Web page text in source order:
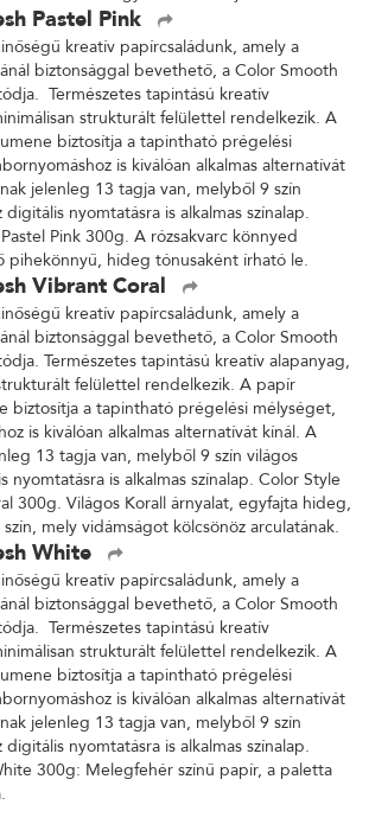
Pastel Pink
kreatív papírcsaládunk, amely a
biztonsággal bevethető, a Color Smooth
Természetes tapintású kreatív
strukturált felülettel rendelkezik. A
biztosítja a tapintható prégelési
is kiválóan alkalmas alternatívát
jelenleg 13 tagja van, melyből 9 szín
nyomtatásra is alkalmas színalap.
Pink 300g. A rózsakvarc könnyed
pihekönnyű, hideg tónusaként írható le.
Vibrant Coral
kreatív papírcsaládunk, amely a
biztonsággal bevethető, a Color Smooth
Természetes tapintású kreatív alapanyag,
felülettel rendelkezik. A papír
biztosítja a tapintható prégelési mélységet,
is kiválóan alkalmas alternatívát kínál. A
13 tagja van, melyből 9 szín világos
nyomtatásra is alkalmas színalap. Color Style
300g. Világos Korall árnyalat, egyfajta hideg,
szín, mely vidámságot kölcsönöz arculatának.
White
kreatív papírcsaládunk, amely a
biztonsággal bevethető, a Color Smooth
Természetes tapintású kreatív
strukturált felülettel rendelkezik. A
biztosítja a tapintható prégelési
is kiválóan alkalmas alternatívát
jelenleg 13 tagja van, melyből 9 szín
nyomtatásra is alkalmas színalap.
300g: Melegfehér színű papír, a paletta